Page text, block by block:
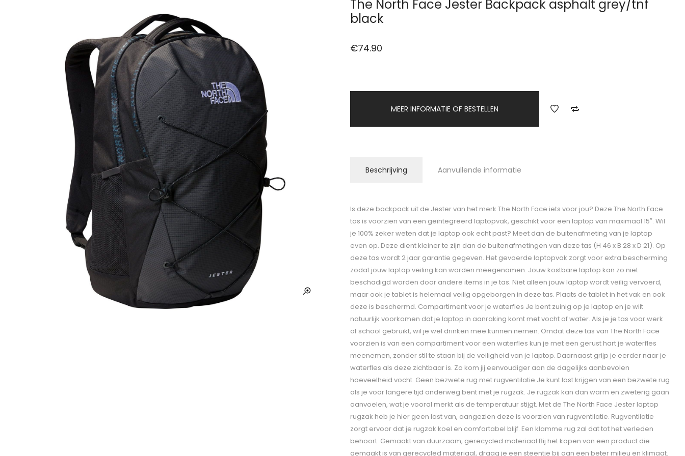
The North Face Jester Backpack asphalt grey/tnf
black
€74.90
MEER INFORMATIE OF BESTELLEN
Beschrijving Aanvullende informatie
Is deze backpack uit de Jester van het merk The North Face iets voor jou? Deze The North Face
tas is voorzien van een geïntegreerd laptopvak, geschikt voor een laptop van maximaal 15″. Wil
je 100% zeker weten dat je laptop ook echt past? Meet dan de buitenafmeting van je laptop
even op. Deze dient kleiner te zijn dan de buitenafmetingen van deze tas (H 46 x B 28 x D 21). Op
deze tas wordt 2 jaar garantie gegeven. Het gevoerde laptopvak zorgt voor extra bescherming
zodat jouw laptop veiling kan worden meegenomen. Jouw kostbare laptop kan zo niet
beschadigd worden door andere items in je tas. Niet alleen jouw laptop wordt veilig vervoerd,
maar ook je tablet is helemaal veilig opgeborgen in deze tas. Plaats de tablet in het vak en ook
deze is beschermd. Compartiment voor je waterfles Je bent zuinig op je laptop en je wilt
natuurlijk voorkomen dat je laptop in aanraking komt met vocht of water. Als je je tas voor werk
of school gebruikt, wil je wel drinken mee kunnen nemen. Omdat deze tas van The North Face
voorzien is van een compartiment voor een waterfles kun je met een gerust hart je waterfles
meenemen, zonder stil te staan bij de veiligheid van je laptop. Daarnaast grijp je eerder naar je
waterfles als deze zichtbaar is. Zo kom jij eenvoudiger aan de dagelijks aanbevolen
hoeveelheid vocht. Geen bezwete rug met rugventilatie Je kunt last krijgen van een bezwete rug
als je voor langere tijd onderweg bent met je rugzak. Je rugzak kan dan warm en zweterig gaan
aanvoelen, wat je vooral merkt als de temperatuur stijgt. Met de The North Face Jester laptop
rugzak heb je hier geen last van, aangezien deze is voorzien van rugventilatie. Rugventilatie
zorgt ervoor dat je rugzak koel en comfortabel blijf. Een klamme rug zal dat tot het verleden
behoort. Gemaakt van duurzaam, gerecycled materiaal Bij het kopen van een product die
gemaakt is van gerecycled materiaal, draag je een steentje bij aan een beter milieu en klimaat.